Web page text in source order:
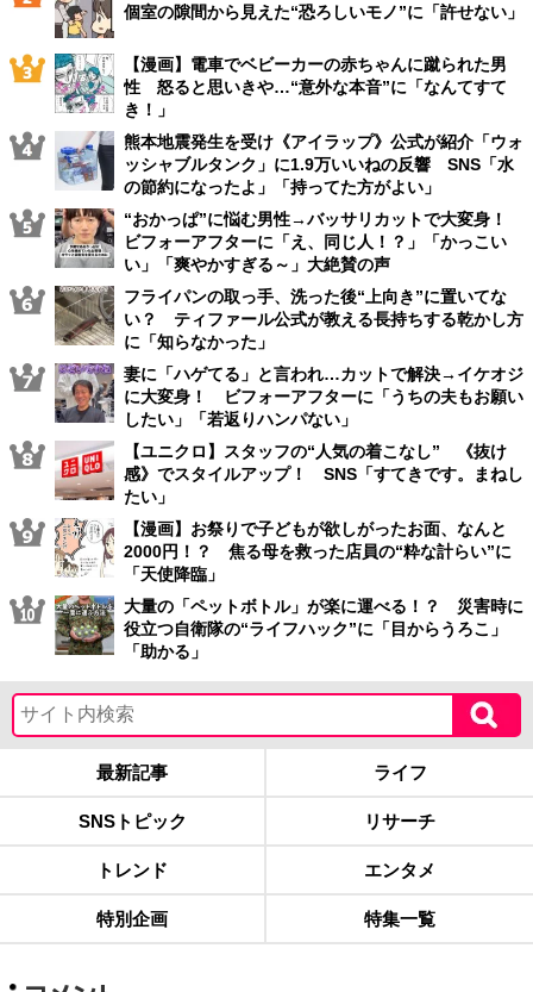
個室の隙間から見えた“恐ろしいモノ”に「許せない」
【漫画】電車でベビーカーの赤ちゃんに蹴られた男
性 怒ると思いきや…“意外な本音”に「なんてすて
き！」
熊本地震発生を受け《アイラップ》公式が紹介「ウォ
ッシャブルタンク」に1.9万いいねの反響 SNS「水
の節約になったよ」「持ってた方がよい」
“おかっぱ”に悩む男性→バッサリカットで大変身！
ビフォーアフターに「え、同じ人！？」「かっこい
い」「爽やかすぎる～」大絶賛の声
フライパンの取っ手、洗った後“上向き”に置いてな
い？ ティファール公式が教える長持ちする乾かし方
に「知らなかった」
妻に「ハゲてる」と言われ…カットで解決→イケオジ
に大変身！ ビフォーアフターに「うちの夫もお願い
したい」「若返りハンパない」
【ユニクロ】スタッフの“人気の着こなし” 《抜け
感》でスタイルアップ！ SNS「すてきです。まねし
たい」
【漫画】お祭りで子どもが欲しがったお面、なんと
2000円！？ 焦る母を救った店員の“粋な計らい”に
「天使降臨」
大量の「ペットボトル」が楽に運べる！？ 災害時に
役立つ自衛隊の“ライフハック”に「目からうろこ」
「助かる」
最新記事 ライフ
SNSトピック リサーチ
トレンド エンタメ
特別企画 特集一覧